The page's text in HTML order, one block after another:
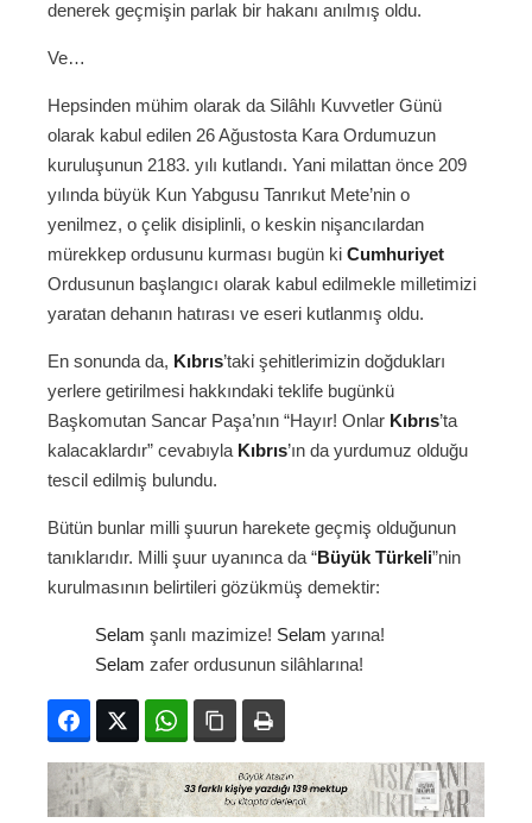
denerek geçmişin parlak bir hakanı anılmış oldu.
Ve…
Hepsinden mühim olarak da Silâhlı Kuvvetler Günü
olarak kabul edilen 26 Ağustosta Kara Ordumuzun
kuruluşunun 2183. yılı kutlandı. Yani milattan önce 209
yılında büyük Kun Yabgusu Tanrıkut Mete’nin o
yenilmez, o çelik disiplinli, o keskin nişancılardan
mürekkep ordusunu kurması bugün ki Cumhuriyet
Ordusunun başlangıcı olarak kabul edilmekle milletimizi
yaratan dehanın hatırası ve eseri kutlanmış oldu.
En sonunda da, Kıbrıs’taki şehitlerimizin doğdukları
yerlere getirilmesi hakkındaki teklife bugünkü
Başkomutan Sancar Paşa’nın “Hayır! Onlar Kıbrıs’ta
kalacaklardır” cevabıyla Kıbrıs’ın da yurdumuz olduğu
tescil edilmiş bulundu.
Bütün bunlar milli şuurun harekete geçmiş olduğunun
tanıklarıdır. Milli şuur uyanınca da “Büyük Türkeli”nin
kurulmasının belirtileri gözükmüş demektir:
Selam şanlı mazimize! Selam yarına!
Selam zafer ordusunun silâhlarına!
FacebookTwitter WhatsAppBağlanıyı kopyala